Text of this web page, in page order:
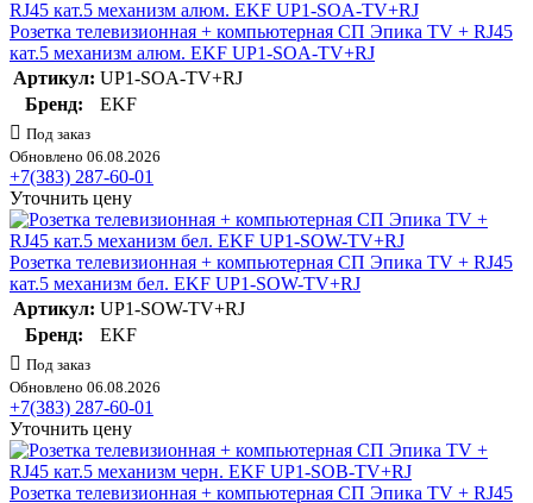
Розетка телевизионная + компьютерная СП Эпика TV + RJ45
кат.5 механизм алюм. EKF UP1-SOA-TV+RJ
Артикул: UP1-SOA-TV+RJ
Бренд:
EKF
Под заказ
Обновлено 06.08.2026
+7(383) 287-60-01
Уточнить цену
Розетка телевизионная + компьютерная СП Эпика TV + RJ45
кат.5 механизм бел. EKF UP1-SOW-TV+RJ
Артикул: UP1-SOW-TV+RJ
Бренд:
EKF
Под заказ
Обновлено 06.08.2026
+7(383) 287-60-01
Уточнить цену
Розетка телевизионная + компьютерная СП Эпика TV + RJ45